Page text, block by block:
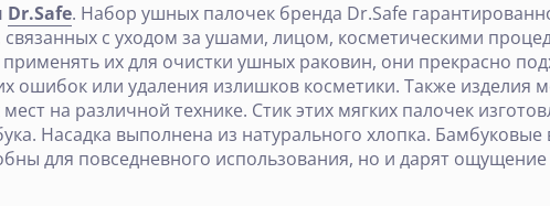
Dr.Safe. Набор ушных палочек бренда Dr.Safe
связанных с уходом за ушами, лицом, косметическими
их для очистки ушных раковин, они прекрасно
ошибок или удаления излишков косметики. Также изделия
на различной технике. Стик этих мягких палочек
Насадка выполнена из натурального хлопка.
для повседневного использования, но и дарят